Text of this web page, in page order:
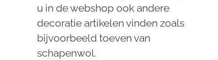
u in de webshop ook andere
decoratie artikelen vinden zoals
bijvoorbeeld toeven van
schapenwol.